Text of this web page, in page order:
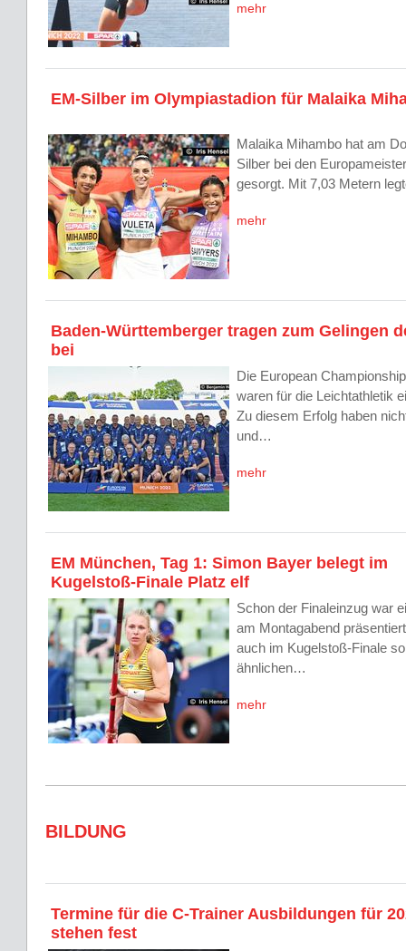
mehr
EM-Silber im Olympiastadion für Malaika
Malaika Mihambo hat am
Silber bei den
gesorgt. Mit 7,03 Metern
mehr
Baden-Württemberger tragen zum Gelingen
bei
Die European
waren für die Leichtathletik
Zu diesem Erfolg haben
und…
mehr
EM München, Tag 1: Simon Bayer belegt im
Kugelstoß-Finale Platz elf
Schon der Finaleinzug war
am Montagabend
auch im Kugelstoß-Finale
ähnlichen…
mehr
BILDUNG
Termine für die C-Trainer Ausbildungen für
stehen fest